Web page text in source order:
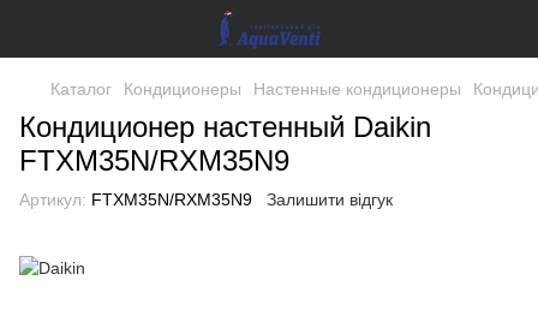
Каталог Кондиционеры Настенные кондиционеры
Кондиционер настенный Daikin
FTXM35N/RXM35N9
Артикул: FTXM35N/RXM35N9 Залишити відгук